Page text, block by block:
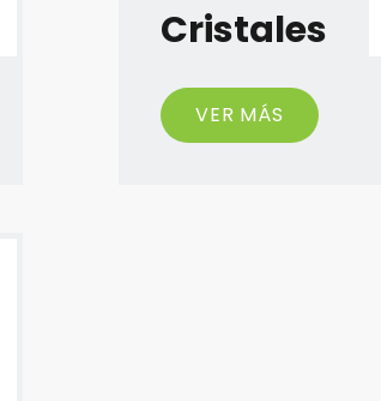
Cristales
VER MÁS